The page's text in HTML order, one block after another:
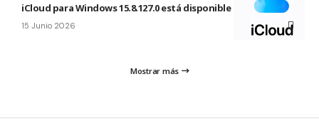
iCloud para Windows 15.8.127.0 está disponible
15 Junio 2026
Mostrar más